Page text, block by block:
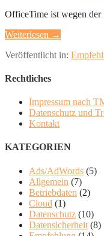
OfficeTime ist wegen der
Weiterlesen →
Veröffentlicht in:
Rechtliches
Impressum nach
Datenschutz und
Kontakt
KATEGORIEN
Ads/AdWords (5)
Allgemein (7)
Betriebdaten (2)
Cloud (1)
Datenschutz (10)
Datensicherheit (8)